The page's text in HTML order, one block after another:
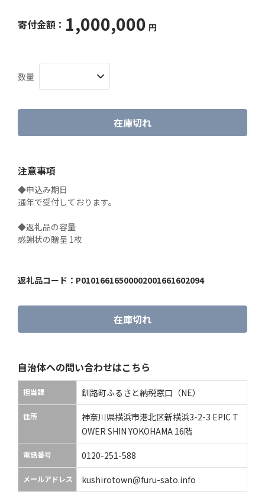
寄付金額： 1,000,000 円
数量
在庫切れ
注意事項
◆申込み期日
通年で受付しております。
◆返礼品の容量
感謝状の贈呈 1枚
返礼品コード： P01016616500002001661602094
在庫切れ
自治体への問い合わせはこちら
担当課 釧路町ふるさと納税窓口（NE）
住所
神奈川県横浜市港北区新横浜3-2-3 EPIC T
OWER SHIN YOKOHAMA 16階
電話番号 0120-251-588
メールアドレス kushirotown@furu-sato.info